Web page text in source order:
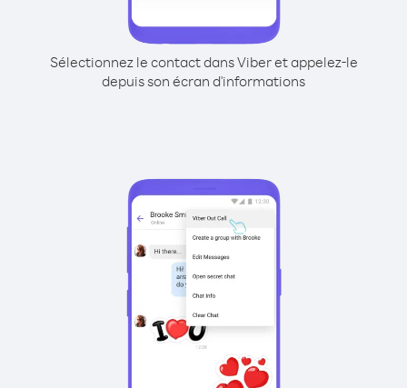
Sélectionnez le contact dans Viber et appelez-le
depuis son écran d'informations